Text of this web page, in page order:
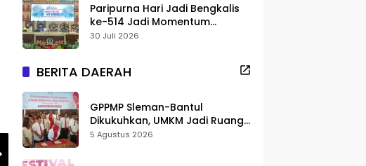
Paripurna Hari Jadi Bengkalis
ke-514 Jadi Momentum
Perkuat Persatuan dan
30 Juli 2026
BERITA DAERAH
GPPMP Sleman-Bantul
Dikukuhkan, UMKM Jadi Ruang
Kolaborasi Baru
5 Agustus 2026